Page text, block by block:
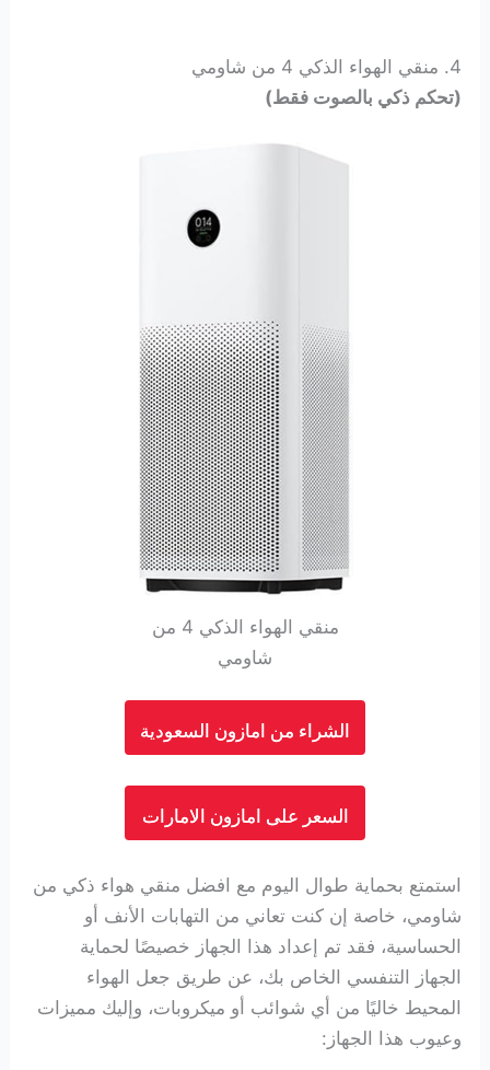
4. منقي الهواء الذكي 4 من شاومي
(تحكم ذكي بالصوت فقط)
منقي الهواء الذكي 4 من
شاومي
الشراء من امازون السعودية
السعر على امازون الامارات
استمتع بحماية طوال اليوم مع افضل منقي هواء ذكي من
شاومي، خاصة إن كنت تعاني من التهابات الأنف أو
الحساسية، فقد تم إعداد هذا الجهاز خصيصًا لحماية
الجهاز التنفسي الخاص بك، عن طريق جعل الهواء
المحيط خاليًا من أي شوائب أو ميكروبات، وإليك مميزات
وعيوب هذا الجهاز: